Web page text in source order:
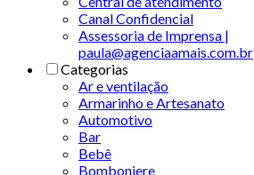
Canal Confidencial
Assessoria de Imprensa |
paula@agenciaamais.com.br
Categorias
Ar e ventilação
Armarinho e Artesanato
Automotivo
Bar
Bebê
Bomboniere